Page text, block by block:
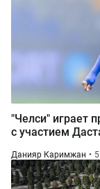
"Челси" играет
с участием
Данияр Каримжан